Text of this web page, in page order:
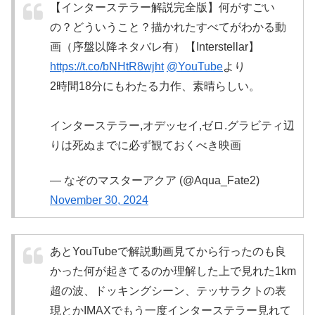
【インターステラー解説完全版】何がすごい
の？どういうこと？描かれたすべてがわかる動
画（序盤以降ネタバレ有）【Interstellar】
https://t.co/bNHtR8wjht @YouTubeより
2時間18分にもわたる力作、素晴らしい。
インターステラー,オデッセイ,ゼロ.グラビティ辺
りは死ぬまでに必ず観ておくべき映画
— なぞのマスターアクア (@Aqua_Fate2)
November 30, 2024
あとYouTubeで解説動画見てから行ったのも良
かった何が起きてるのか理解した上で見れた1km
超の波、ドッキングシーン、テッサラクトの表
現とかIMAXでもう一度インターステラー見れて